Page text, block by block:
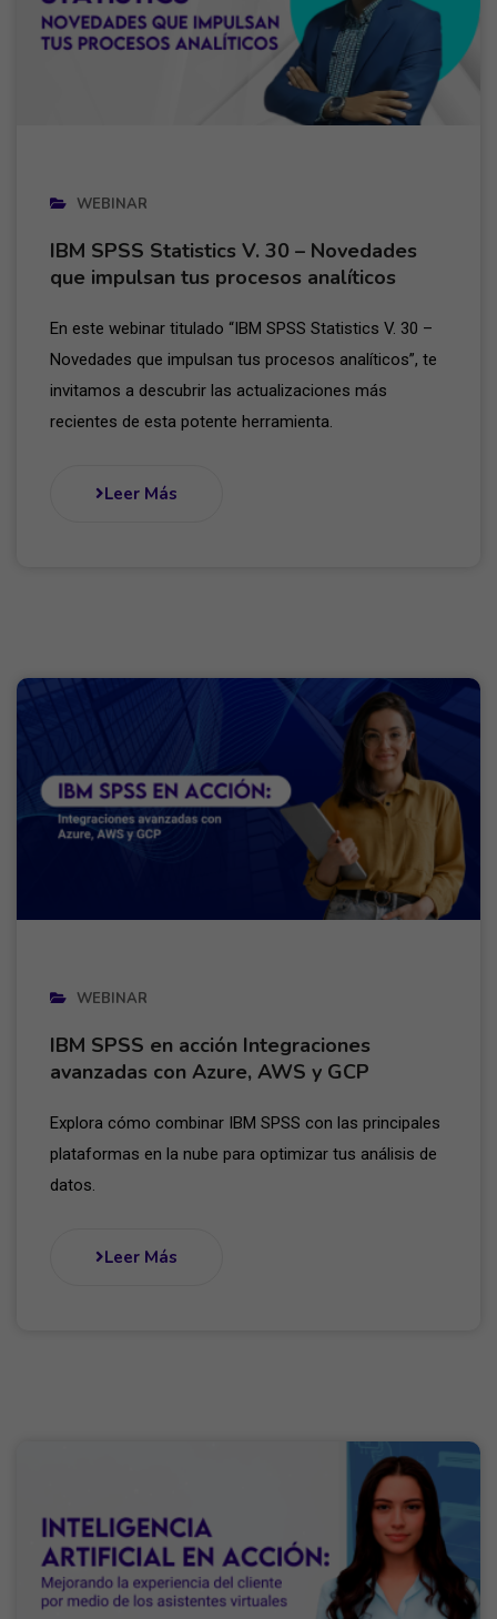
WEBINAR
IBM SPSS Statistics V. 30 – Novedades
que impulsan tus procesos analíticos
En este webinar titulado “IBM SPSS Statistics V. 30 –
Novedades que impulsan tus procesos analíticos”, te
invitamos a descubrir las actualizaciones más
recientes de esta potente herramienta.
Leer Más
WEBINAR
IBM SPSS en acción Integraciones
avanzadas con Azure, AWS y GCP
Explora cómo combinar IBM SPSS con las principales
plataformas en la nube para optimizar tus análisis de
datos.
Leer Más